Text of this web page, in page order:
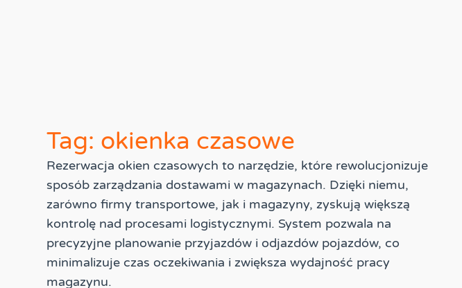
Tag: okienka czasowe
Rezerwacja okien czasowych to narzędzie, które rewolucjonizuje
sposób zarządzania dostawami w magazynach. Dzięki niemu,
zarówno firmy transportowe, jak i magazyny, zyskują większą
kontrolę nad procesami logistycznymi. System pozwala na
precyzyjne planowanie przyjazdów i odjazdów pojazdów, co
minimalizuje czas oczekiwania i zwiększa wydajność pracy
magazynu.